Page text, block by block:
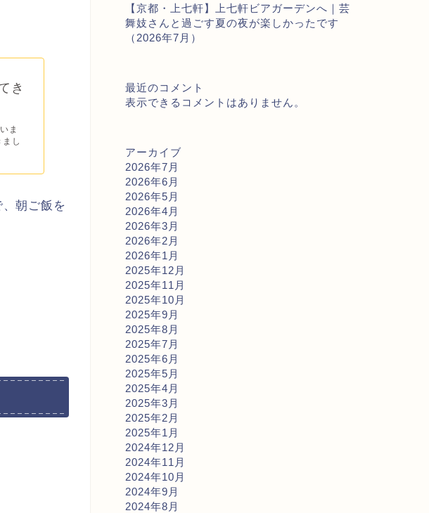
き
ま
し
朝ご飯を
【京都・上七軒】上七軒ビアガーデンへ｜芸
舞妓さんと過ごす夏の夜が楽しかったです
（2026年7月）
最近のコメント
表示できるコメントはありません。
アーカイブ
2026年7月
2026年6月
2026年5月
2026年4月
2026年3月
2026年2月
2026年1月
2025年12月
2025年11月
2025年10月
2025年9月
2025年8月
2025年7月
2025年6月
2025年5月
2025年4月
2025年3月
2025年2月
2025年1月
2024年12月
2024年11月
2024年10月
2024年9月
2024年8月